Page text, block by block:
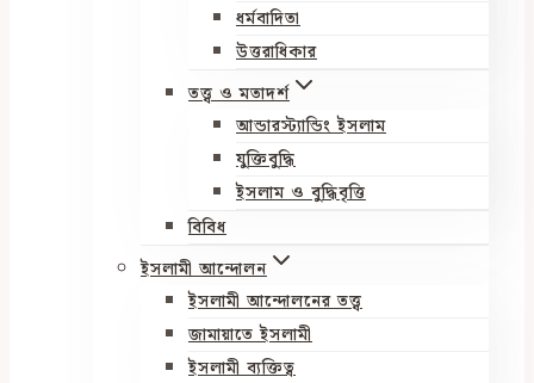
ধর্মবাদিতা
উত্তরাধিকার
তত্ত্ব ও মতাদর্শ
আন্ডারস্ট্যান্ডিং ইসলাম
যুক্তিবুদ্ধি
ইসলাম ও বুদ্ধিবৃত্তি
বিবিধ
ইসলামী আন্দোলন
ইসলামী আন্দোলনের তত্ত্ব
জামায়াতে ইসলামী
ইসলামী ব্যক্তিত্ব